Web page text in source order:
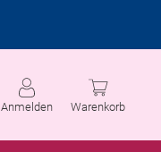
Anmelden Warenkorb